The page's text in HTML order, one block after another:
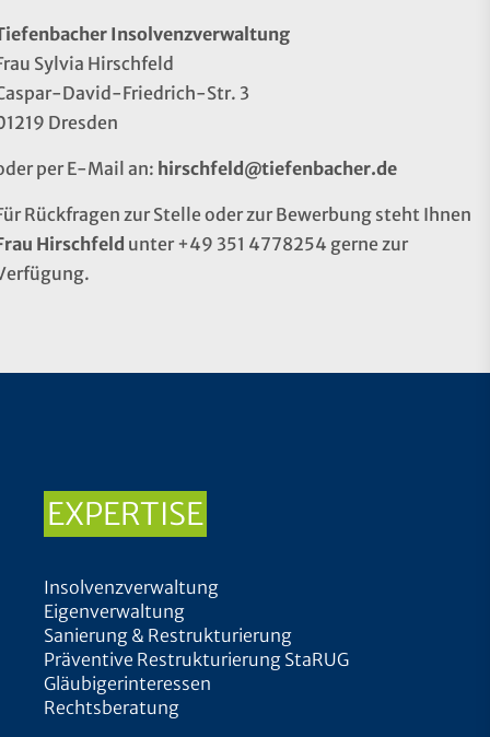
Insolvenzverwaltung
Sylvia Hirschfeld
David-Friedrich-Str. 3
Dresden
per E-Mail an: hirschfeld@tiefenbacher.de
Rückfragen zur Stelle oder zur Bewerbung steht Ihnen
Hirschfeld unter +49 351 4778254 gerne zur
EXPERTISE
Insolvenzverwaltung
Eigenverwaltung
Sanierung & Restrukturierung
Präventive Restrukturierung StaRUG
Gläubigerinteressen
Rechtsberatung